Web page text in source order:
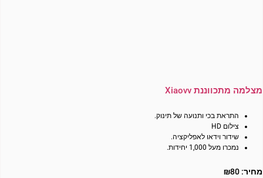
מצלמה מתכווננת Xiaovv
התראת בכי ותנועה של תינוק.
צילום HD
שידור וידאו לאפליקציה.
נמכרו מעל 1,000 יחידות.
מחיר: ₪80